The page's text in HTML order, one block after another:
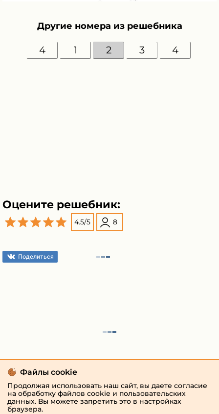
Другие номера из решебника
4 1 2 3 4
Оцените решебник:
4.5/5 8
Поделиться
Файлы cookie
Продолжая использовать наш сайт, вы даете согласие
на обработку файлов cookie и пользовательских
данных. Вы можете запретить это в настройках
браузера.